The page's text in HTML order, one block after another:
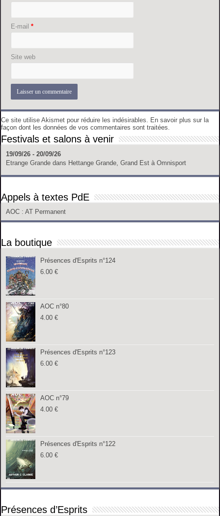
E-mail*
Site web
Ce site utilise Akismet pour réduire les indésirables.
En savoir plus sur la
façon dont les données de vos commentaires sont traitées
Festivals et salons à venir
19/09/26 - 20/09/26
Etrange Grande dans Hettange Grande, Grand Est à Omnisport
Appels à textes PdE
AOC : AT Permanent
La boutique
Présences d'Esprits n°124
6.00€
AOC n°80
4.00€
Présences d'Esprits n°123
6.00€
AOC n°79
4.00€
Présences d'Esprits n°122
6.00€
Présences d’Esprits